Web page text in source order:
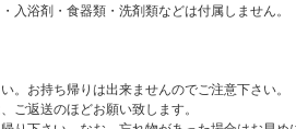
浴剤・食器類・洗剤類などは付属しません。
お持ち帰りは出来ませんのでご注意下さい。
ご返送のほどお願い致します。